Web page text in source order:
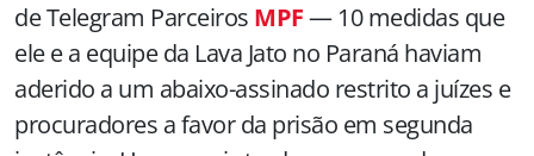
de Telegram Parceiros MPF— 10 medidas que
ele e a equipe da Lava Jato no Paraná haviam
aderido a um abaixo-assinado restrito a juízes e
procuradores a favor da prisão em segunda